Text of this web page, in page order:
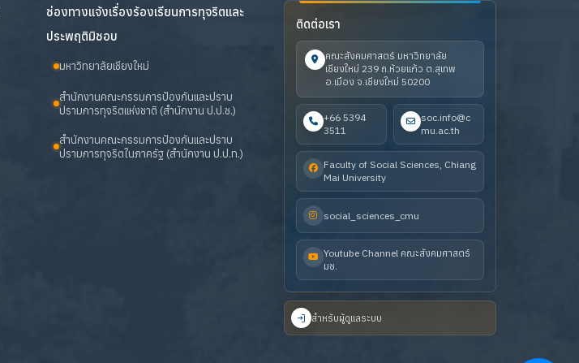
ช่องทางแจ้งเรื่องร้องเรียนการทุจริตและ
ประพฤติมิชอบ
มหาวิทยาลัยเชียงใหม่
สำนักงานคณะกรรมการป้องกันและปราบ
ปรามการทุจริตแห่งชาติ (สำนักงาน ป.ป.ช.)
สำนักงานคณะกรรมการป้องกันและปราบ
ปรามการทุจริตในภาครัฐ (สำนักงาน ป.ป.ท.)
ติดต่อเรา
คณะสังคมศาสตร์ มหาวิทยาลัย
เชียงใหม่ 239 ถ.ห้วยแก้ว ต.สุเทพ
อ.เมือง จ.เชียงใหม่ 50200
+66 5394
3511
soc.info@c
mu.ac.th
Faculty of Social Sciences, Chiang
Mai University
social_sciences_cmu
Youtube Channel คณะสังคมศาสตร์
มช.
สำหรับผู้ดูแลระบบ